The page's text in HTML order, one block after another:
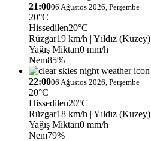
21:0006 Ağustos 2026, Perşembe
20°C
Hissedilen20°C
Rüzgar19 km/h | Yıldız (Kuzey)
Yağış Miktarı0 mm/h
Nem85%
22:0006 Ağustos 2026, Perşembe
20°C
Hissedilen20°C
Rüzgar18 km/h | Yıldız (Kuzey)
Yağış Miktarı0 mm/h
Nem79%